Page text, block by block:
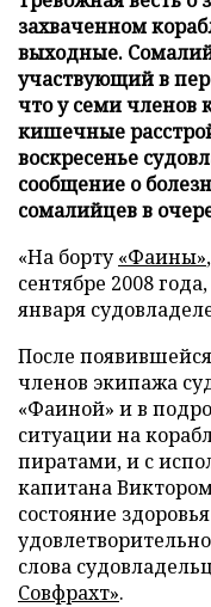
захваченном
выходные.
участвующий в
что у семи членов
кишечные
воскресенье
сообщение о
сомалийцев в
«На борту«Фаины»
сентябре 2008
января
После
членов экипажа
«Фаиной» и в
ситуации на
пиратами, и с
капитана
состояние
слова
Совфрахт».